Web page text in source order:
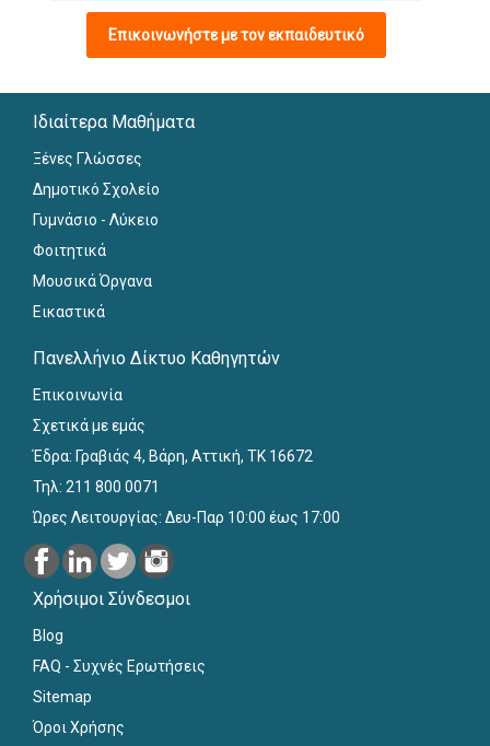
Επικοινωνήστε με τον εκπαιδευτικό
Ιδιαίτερα Μαθήματα
Ξένες Γλώσσες
Δημοτικό Σχολείο
Γυμνάσιο - Λύκειο
Φοιτητικά
Μουσικά Όργανα
Εικαστικά
Πανελλήνιο Δίκτυο Καθηγητών
Επικοινωνία
Σχετικά με εμάς
Έδρα: Γραβιάς 4, Βάρη, Αττική, ΤΚ 16672
Τηλ: 211 800 0071
Ώρες Λειτουργίας: Δευ-Παρ 10:00 έως 17:00
Χρήσιμοι Σύνδεσμοι
Blog
FAQ - Συχνές Ερωτήσεις
Sitemap
Όροι Χρήσης